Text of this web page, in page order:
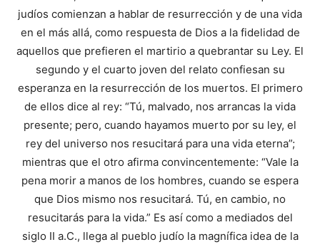
judíos comienzan a hablar de resurrección y de una vida
en el más allá, como respuesta de Dios a la fidelidad de
aquellos que prefieren el martirio a quebrantar su Ley. El
segundo y el cuarto joven del relato confiesan su
esperanza en la resurrección de los muertos. El primero
de ellos dice al rey: “Tú, malvado, nos arrancas la vida
presente; pero, cuando hayamos muerto por su ley, el
rey del universo nos resucitará para una vida eterna”;
mientras que el otro afirma convincentemente: “Vale la
pena morir a manos de los hombres, cuando se espera
que Dios mismo nos resucitará. Tú, en cambio, no
resucitarás para la vida.” Es así como a mediados del
siglo II a.C., llega al pueblo judío la magnífica idea de la